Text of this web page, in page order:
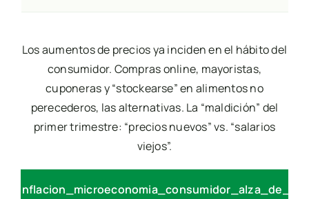
Los aumentos de precios ya inciden en el hábito del
consumidor. Compras online, mayoristas,
cuponeras y “stockearse” en alimentos no
perecederos, las alternativas. La “maldición” del
primer trimestre: “precios nuevos” vs. “salarios
viejos”.